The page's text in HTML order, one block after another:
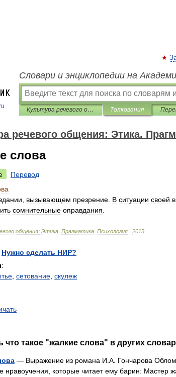
Словари и энциклопедии на
Культура речевого общения: Этика. Прагматика. Психология Толкования
речевого общения: Этика.
слова
Перевод
вызывающем презрение В ситуации своей
сомнительные оправдания
общения: Этика Прагматика Психология 2015
Нужно сделать НИР?
:
сетование скулеж
что такое "жалкие слова" в других
— Выражение из романа И.А. Гончарова
нравоучения, которые читает ему барин: Мастер